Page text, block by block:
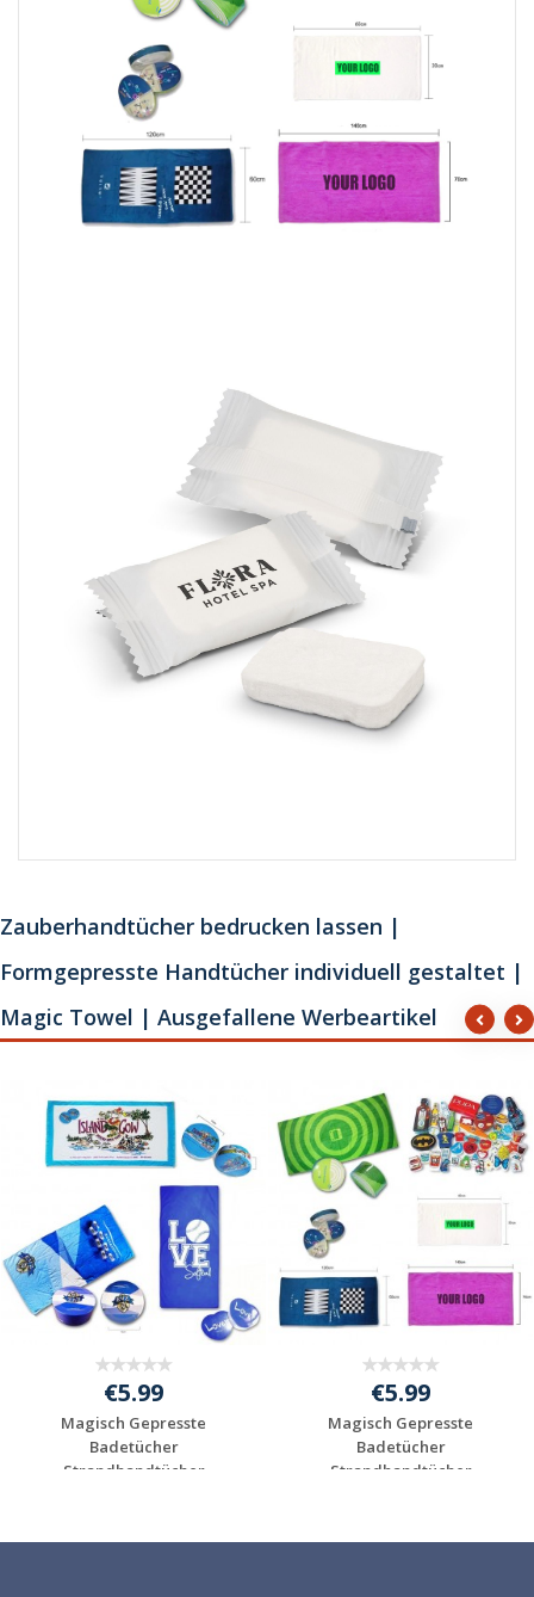
Zauberhandtücher bedrucken lassen |
Formgepresste Handtücher individuell gestaltet |
Magic Towel | Ausgefallene Werbeartikel
€5.99
Magisch Gepresste
Badetücher
Strandhandtücher
anfragen
€5.99
Magisch Gepresste
Badetücher
Strandhandtücher
anfragen